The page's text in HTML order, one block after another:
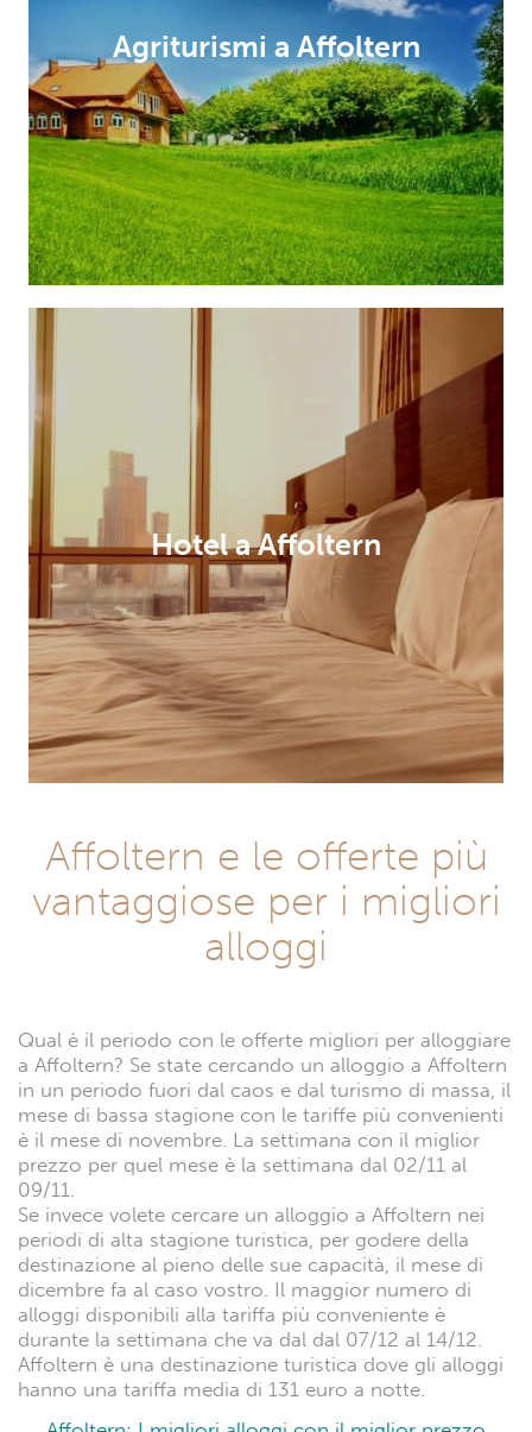
Agriturismi a Affoltern
Hotel a Affoltern
Affoltern e le offerte più
vantaggiose per i migliori
alloggi
Qual è il periodo con le offerte migliori per alloggiare
a Affoltern? Se state cercando un alloggio a Affoltern
in un periodo fuori dal caos e dal turismo di massa, il
mese di bassa stagione con le tariffe più convenienti
è il mese di novembre. La settimana con il miglior
prezzo per quel mese è la settimana dal 02/11 al
09/11.
Se invece volete cercare un alloggio a Affoltern nei
periodi di alta stagione turistica, per godere della
destinazione al pieno delle sue capacità, il mese di
dicembre fa al caso vostro. Il maggior numero di
alloggi disponibili alla tariffa più conveniente è
durante la settimana che va dal dal 07/12 al 14/12.
Affoltern è una destinazione turistica dove gli alloggi
hanno una tariffa media di 131 euro a notte.